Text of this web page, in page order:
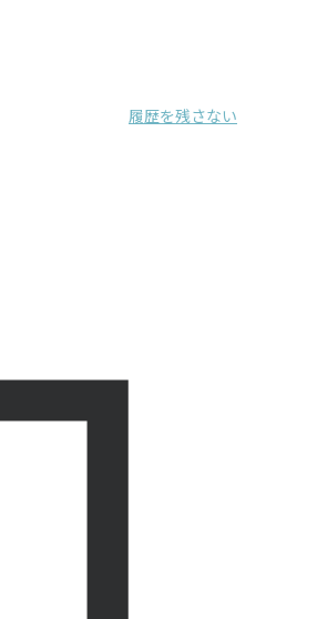
履歴を残さない